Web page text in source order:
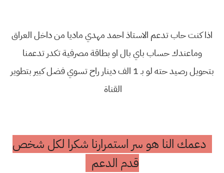
اذا كنت حاب تدعم الاستاذ احمد مهدي ماديا من داخل العراق
وماعندك حساب باي بال او بطاقة مصرفية تكدر تدعمنا
بتحويل رصيد حته لو بـ 1 الف دينار راح تسوي فضل كبير بتطوير
القناة
دعمك النا هو سر استمرارنا شكرا لكل شخص
قدم الدعم